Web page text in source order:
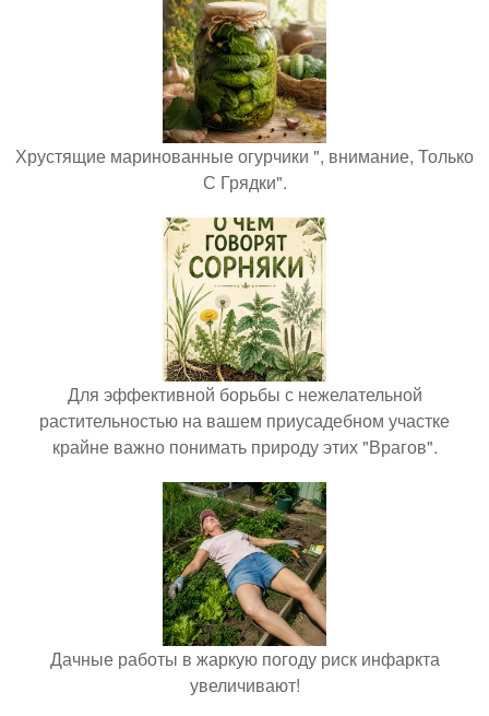
Хрустящие маринованные огурчики ", внимание, Только
С Грядки".
Для эффективной борьбы с нежелательной
растительностью на вашем приусадебном участке
крайне важно понимать природу этих "Врагов".
Дачные работы в жаркую погоду риск инфаркта
увеличивают!